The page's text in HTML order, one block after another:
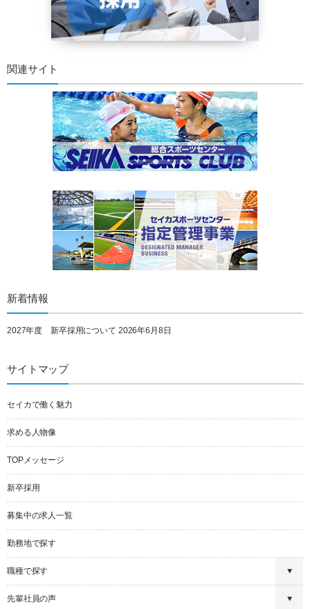
関連サイト
新着情報
2027年度 新卒採用について 2026年6月8日
サイトマップ
セイカで働く魅力
求める人物像
TOPメッセージ
新卒採用
募集中の求人一覧
勤務地で探す
職種で探す
先輩社員の声